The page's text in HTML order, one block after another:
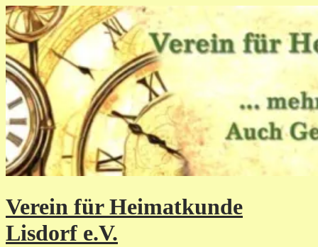
Zum
Inhalt
springen
Verein für Heimatkunde
Lisdorf e.V.